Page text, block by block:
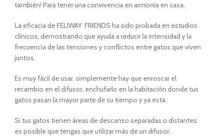
también! Para tener una convivencia en armonía en casa.
La eficacia de FELIWAY FRIENDS ha sido probada en estudios
clínicos, demostrando que ayuda a reducir la intensidad y la
frecuencia de las tensiones y conflictos entre gatos que viven
juntos.
Es muy fácil de usar, simplemente hay que enroscar el
recambio en el difusor, enchufarlo en la habitación donde tus
gatos pasan la mayor parte de su tiempo y ya está.
Si tus gatos tienen áreas de descanso separadas o distantes
es posible que tengas que utilizar más de un difusor.